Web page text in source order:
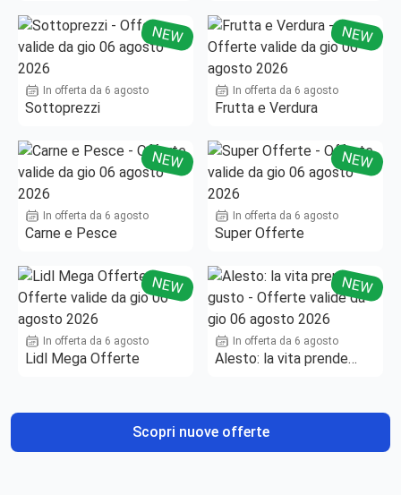
NEW
In offerta da 6 agosto
Sottoprezzi
NEW
In offerta da 6 agosto
Frutta e Verdura
NEW
In offerta da 6 agosto
Carne e Pesce
NEW
In offerta da 6 agosto
Super Offerte
NEW
In offerta da 6 agosto
Lidl Mega Offerte
NEW
In offerta da 6 agosto
Alesto: la vita prende
Scopri nuove offerte